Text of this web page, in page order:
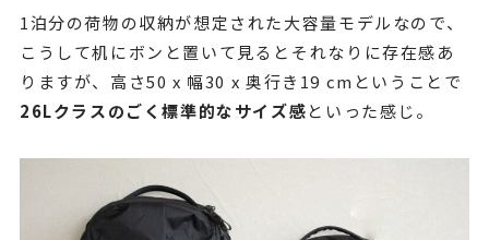
1泊分の荷物の収納が想定された大容量モデルなので、
こうして机にボンと置いて見るとそれなりに存在感あ
りますが、高さ50 x 幅30 x 奥行き19 cmということで
26Lクラスのごく標準的なサイズ感といった感じ。